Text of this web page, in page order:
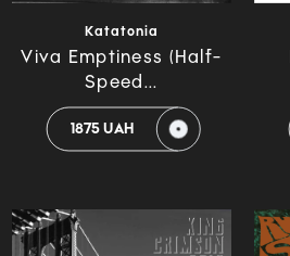
Katatonia
Viva Emptiness (Half-
Speed...
1875 UAH